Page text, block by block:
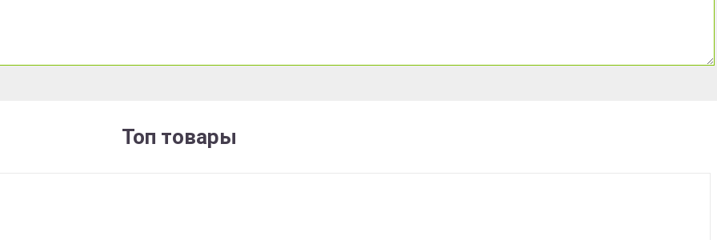
Топ товары